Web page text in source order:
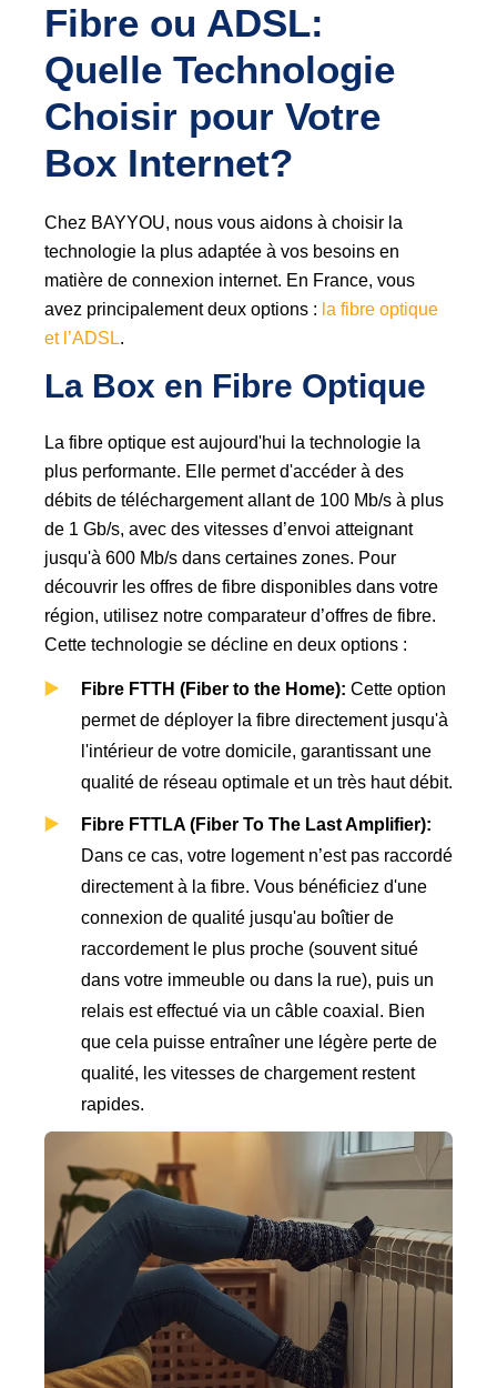
Fibre ou ADSL:
Quelle Technologie
Choisir pour Votre
Box Internet?
Chez BAYYOU, nous vous aidons à choisir la
technologie la plus adaptée à vos besoins en
matière de connexion internet. En France, vous
avez principalement deux options : la fibre optique
et l’ADSL.
La Box en Fibre Optique
La fibre optique est aujourd'hui la technologie la
plus performante. Elle permet d'accéder à des
débits de téléchargement allant de 100 Mb/s à plus
de 1 Gb/s, avec des vitesses d’envoi atteignant
jusqu'à 600 Mb/s dans certaines zones. Pour
découvrir les offres de fibre disponibles dans votre
région, utilisez notre comparateur d’offres de fibre.
Cette technologie se décline en deux options :
Fibre FTTH (Fiber to the Home): Cette option
permet de déployer la fibre directement jusqu'à
l'intérieur de votre domicile, garantissant une
qualité de réseau optimale et un très haut débit.
Fibre FTTLA (Fiber To The Last Amplifier):
Dans ce cas, votre logement n’est pas raccordé
directement à la fibre. Vous bénéficiez d'une
connexion de qualité jusqu'au boîtier de
raccordement le plus proche (souvent situé
dans votre immeuble ou dans la rue), puis un
relais est effectué via un câble coaxial. Bien
que cela puisse entraîner une légère perte de
qualité, les vitesses de chargement restent
rapides.